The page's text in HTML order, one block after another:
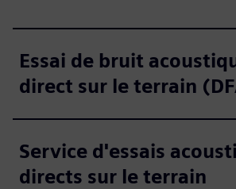
Essai de bruit
direct sur le terrain
Service d'essais
directs sur le terrain